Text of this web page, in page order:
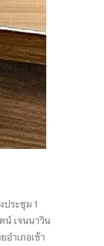
ประชุม 1
น์ เจนนาวิน
ำเภอเข้า